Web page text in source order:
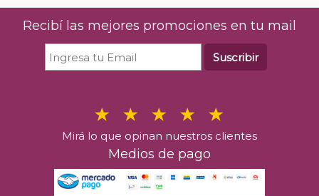
Recibí las mejores promociones en tu mail
Suscribir
Mirá lo que opinan nuestros clientes
Medios de pago